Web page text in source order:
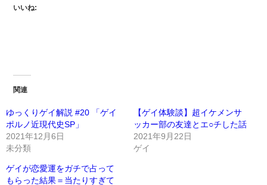
いいね:
関連
ゆっくりゲイ解説 #20 「ゲイ
ポルノ近現代史SP」
2021年12月6日
未分類
【ゲイ体験談】超イケメンサ
ッカー部の友達とエ○チした話
2021年9月22日
ゲイ
ゲイが恋愛運をガチで占って
もらった結果＝当たりすぎて